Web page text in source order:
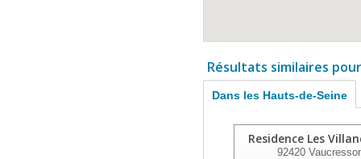
Résultats similaires
Dans les Hauts-de-Seine
Residence Les
92420